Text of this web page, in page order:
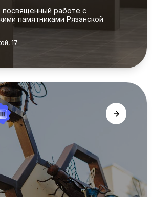
работе с
памятниками Рязанской
17